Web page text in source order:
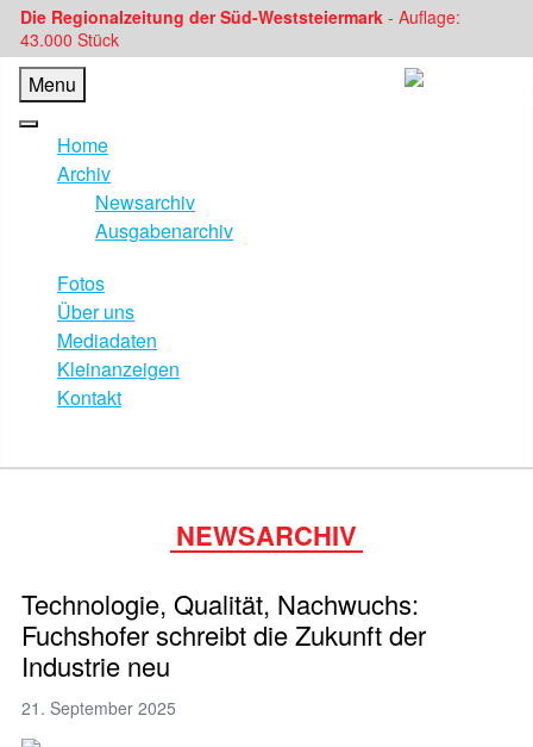
Die Regionalzeitung der Süd-Weststeiermark - Auflage:
43.000 Stück
Menu
Home
Archiv
Newsarchiv
Ausgabenarchiv
Fotos
Über uns
Mediadaten
Kleinanzeigen
Kontakt
NEWSARCHIV
Technologie, Qualität, Nachwuchs:
Fuchshofer schreibt die Zukunft der
Industrie neu
21. September 2025